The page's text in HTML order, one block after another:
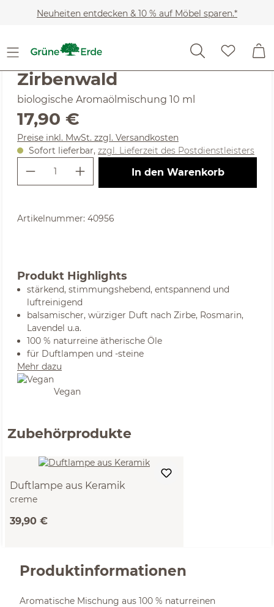
Zum Hauptinhalt springen
Neuheiten entdecken & 10 % auf Möbel sparen.*
Wohnaccessoires
Durchschnittliche Bewertung von 4.78 von 5 Sternen
(4.78) 32 Bewertungen
Zirbenwald
biologische Aromaölmischung 10 ml
Regulärer Preis:
17,90 €
Preise inkl. MwSt. zzgl. Versandkosten
Sofort lieferbar, zzgl. Lieferzeit des Postdienstleisters
Produkt Anzahl: Gib den
In den Warenkorb
Artikelnummer: 40956
Produkt Highlights
stärkend, stimmungshebend, entspannend und
luftreinigend
balsamischer, würziger Duft nach Zirbe, Rosmarin,
Lavendel u.a.
100 % naturreine ätherische Öle
für Duftlampen und -steine
Mehr dazu
Vegan
Zubehörprodukte
Duftlampe aus Keramik
creme
39,90 €
Produktinformationen
Aromatische Mischung aus 100 % naturreinen